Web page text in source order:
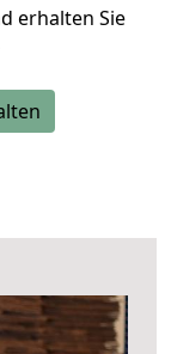
erhalten Sie